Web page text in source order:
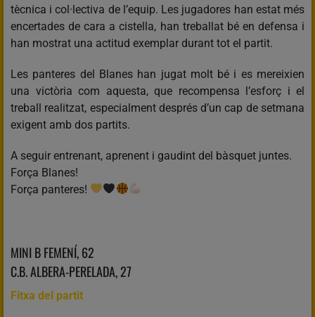
tècnica i col·lectiva de l’equip. Les jugadores han estat més
encertades de cara a cistella, han treballat bé en defensa i
han mostrat una actitud exemplar durant tot el partit.
Les panteres del Blanes han jugat molt bé i es mereixien
una victòria com aquesta, que recompensa l’esforç i el
treball realitzat, especialment després d’un cap de setmana
exigent amb dos partits.
A seguir entrenant, aprenent i gaudint del bàsquet juntes.
Força Blanes!
Força panteres!
MINI B FEMENÍ, 62
C.B. ALBERA-PERELADA, 27
Fitxa del partit